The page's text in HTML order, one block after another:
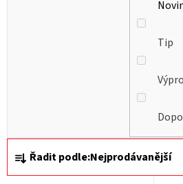
Ř
a
Řadit podle:Nejprodávanější
Tip